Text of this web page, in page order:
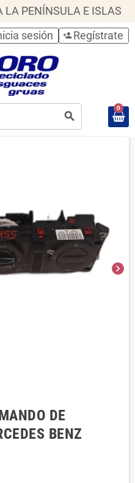
LA PENÍNSULA E ISLAS
search
sesión person_add Regístrate
0
chevron_right
DE
BENZ